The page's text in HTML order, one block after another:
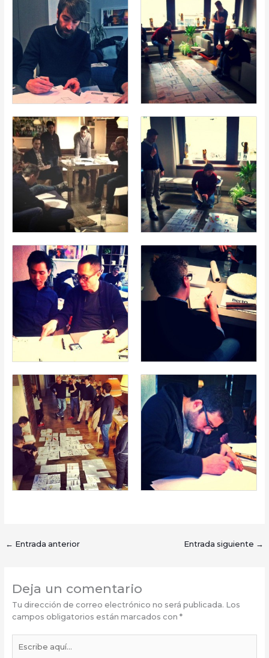
← Entrada anterior Entrada siguiente →
Deja un comentario
Tu dirección de correo electrónico no será publicada. Los
campos obligatorios están marcados con *
aquí...